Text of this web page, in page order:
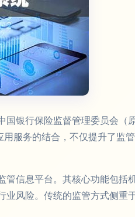
银行保险监督管理委员会（
服务的结合，不仅提升了监
信息平台。其核心功能包括
风险。传统的监管方式侧重